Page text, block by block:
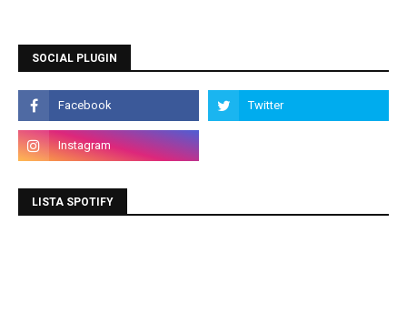
SOCIAL PLUGIN
LISTA SPOTIFY